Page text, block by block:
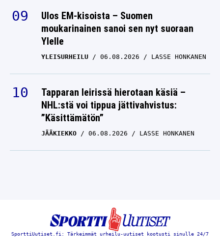
Ulos EM-kisoista – Suomen
moukarinainen sanoi sen nyt suoraan
Ylelle
YLEISURHEILU 06.08.2026 LASSE HONKANEN
Tapparan leirissä hierotaan käsiä –
NHL:stä voi tippua jättivahvistus:
”Käsittämätön”
JÄÄKIEKKO 06.08.2026 LASSE HONKANEN
SporttiUutiset.fi: Tärkeimmät urheilu-uutiset kootusti sinulle 24/7